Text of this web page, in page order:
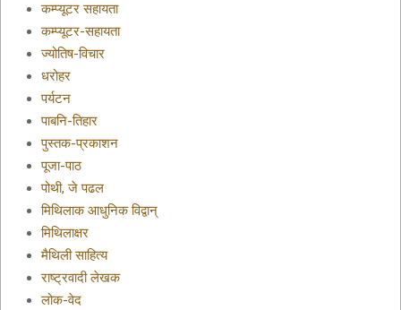
कम्प्यूटर सहायता
कम्प्यूटर-सहायता
ज्योतिष-विचार
धरोहर
पर्यटन
पाबनि-तिहार
पुस्तक-प्रकाशन
पूजा-पाठ
पोथी, जे पढल
मिथिलाक आधुनिक विद्वान्
मिथिलाक्षर
मैथिली साहित्य
राष्ट्रवादी लेखक
लोक-वेद